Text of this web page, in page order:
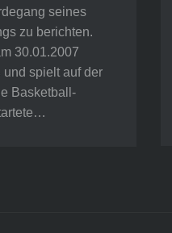
seines
zu berichten.
30.01.2007
spielt auf der
Basketball-